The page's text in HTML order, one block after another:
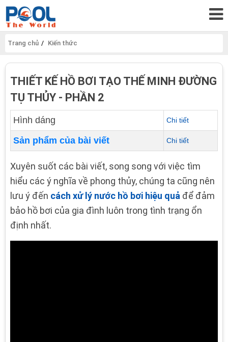
Trang chủ Kiến thức
THIẾT KẾ HỒ BƠI TẠO THẾ MINH ĐƯỜNG
TỤ THỦY - PHẦN 2
Hình dáng Chi tiết
Sản phẩm của bài viết Chi tiết
Xuyên suốt các bài viết, song song với việc tìm
hiểu các ý nghĩa về phong thủy, chúng ta cũng nên
lưu ý đến cách xử lý nước hồ bơi hiệu quả để đảm
bảo hồ bơi của gia đình luôn trong tình trạng ổn
định nhất.